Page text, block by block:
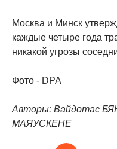
Москва и Минск
каждые четыре года
никакой угрозы
Фото - DPA
Авторы: Вайдотас
МАЯУСКЕНЕ